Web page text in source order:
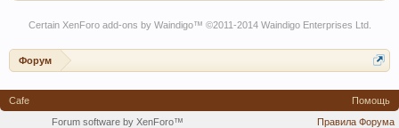
Certain XenForo add-ons by Waindigo™ ©2011-2014 Waindigo Enterprises Ltd.
Форум
Cafe
Помощь
Правила Форума
Forum software by XenForo™